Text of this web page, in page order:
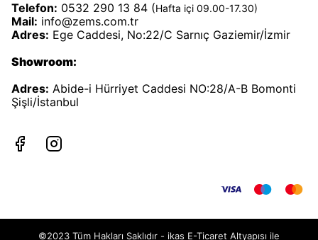
Telefon: 0532 290 13 84 (Hafta içi 09.00-17.30)
Mail: info@zems.com.tr
Adres: Ege Caddesi, No:22/C Sarnıç Gaziemir/İzmir
Showroom:
Adres: Abide-i Hürriyet Caddesi NO:28/A-B Bomonti
Şişli/İstanbul
©2023 Tüm Hakları Saklıdır - ikas E-Ticaret Altyapısı ile